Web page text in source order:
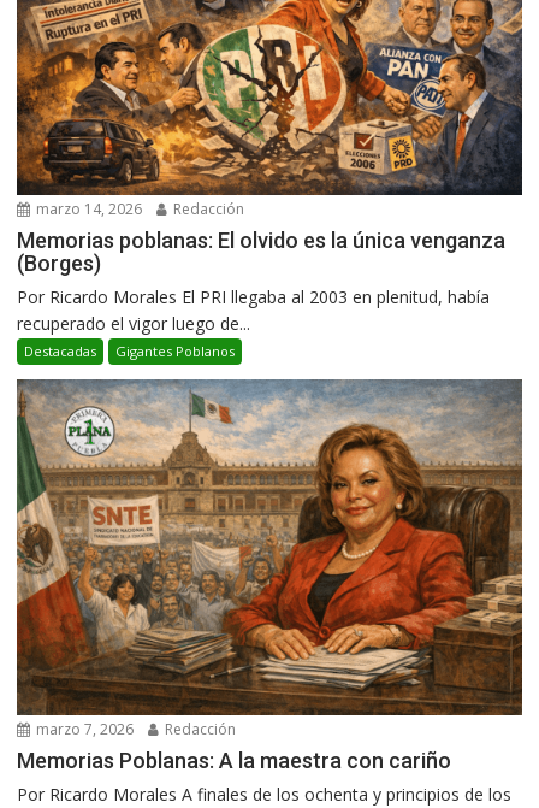
marzo 14, 2026 Redacción
Memorias poblanas: El olvido es la única venganza
(Borges)
Por Ricardo Morales El PRI llegaba al 2003 en plenitud, había
recuperado el vigor luego de...
Destacadas Gigantes Poblanos
marzo 7, 2026 Redacción
Memorias Poblanas: A la maestra con cariño
Por Ricardo Morales A finales de los ochenta y principios de los